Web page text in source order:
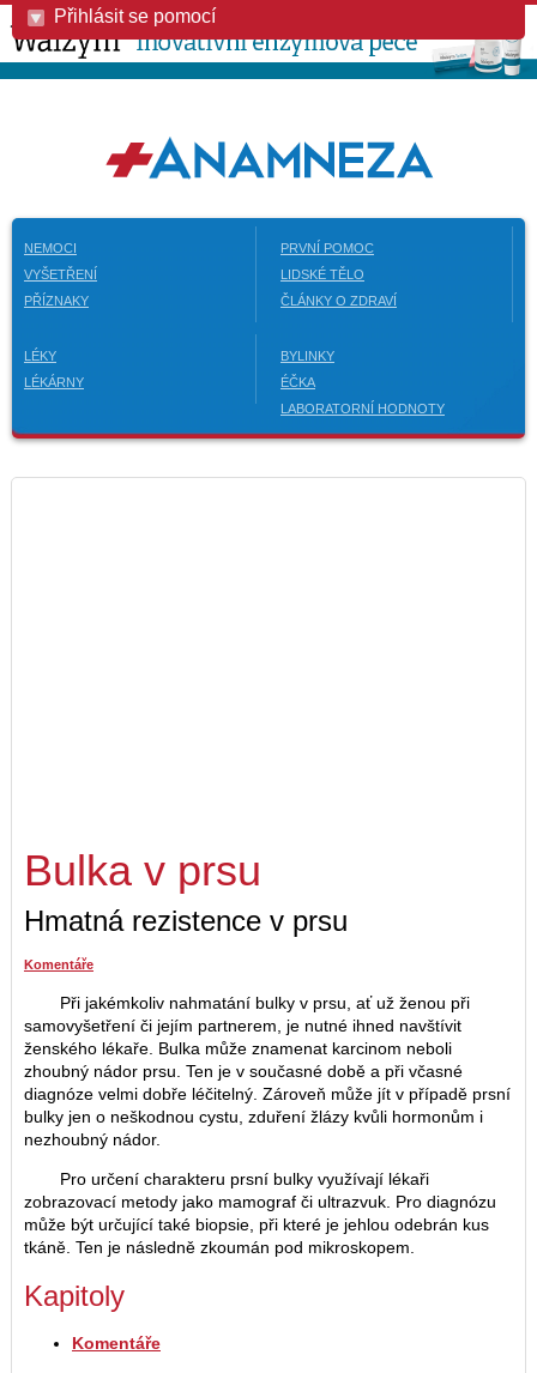
Přihlásit se pomocí
NEMOCI
VYŠETŘENÍ
PŘÍZNAKY
PRVNÍ POMOC
LIDSKÉ TĚLO
ČLÁNKY O ZDRAVÍ
LÉKY
LÉKÁRNY
BYLINKY
ÉČKA
LABORATORNÍ HODNOTY
Bulka v prsu
Hmatná rezistence v prsu
Komentáře
Při jakémkoliv nahmatání bulky v prsu, ať už ženou při
samovyšetření či jejím partnerem, je nutné ihned navštívit
ženského lékaře. Bulka může znamenat karcinom neboli
zhoubný nádor prsu. Ten je v současné době a při včasné
diagnóze velmi dobře léčitelný. Zároveň může jít v případě prsní
bulky jen o neškodnou cystu, zduření žlázy kvůli hormonům i
nezhoubný nádor.
Pro určení charakteru prsní bulky využívají lékaři
zobrazovací metody jako mamograf či ultrazvuk. Pro diagnózu
může být určující také biopsie, při které je jehlou odebrán kus
tkáně. Ten je následně zkoumán pod mikroskopem.
Kapitoly
Komentáře